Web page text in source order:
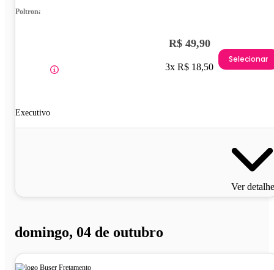
Poltrona
Executivo
R$ 49,90
3x R$ 18,50
Selecionar
Ver
domingo, 04 de outubro